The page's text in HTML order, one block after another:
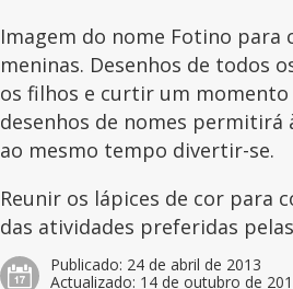
Imagem do nome Fotino
meninas. Desenhos de todos
os filhos e curtir um
desenhos de nomes permitirá
ao mesmo tempo divertir-se.
Reunir os lápices de cor para
das atividades preferidas
Publicado: 24 de abril de 2013
Actualizado: 14 de outubro de